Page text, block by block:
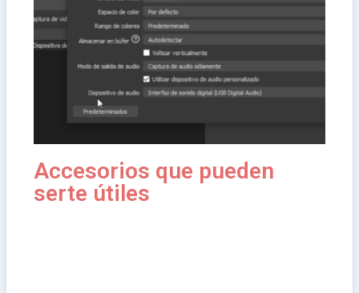
Accesorios que pueden
serte útiles